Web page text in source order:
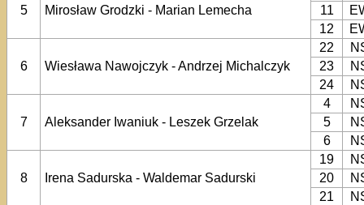
5 Mirosław Grodzki - Marian Lemecha
11
12
6 Wiesława Nawojczyk - Andrzej Michalczyk
22
23
24
7 Aleksander Iwaniuk - Leszek Grzelak
4
5
6
8 Irena Sadurska - Waldemar Sadurski
19
20
21